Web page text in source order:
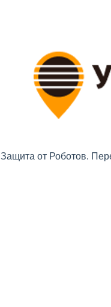
Защита от Роботов.